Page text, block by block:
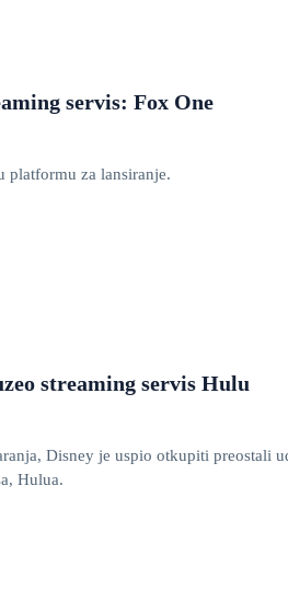
servis: Fox One
platformu za lansiranje.
streaming servis Hulu
Disney je uspio otkupiti preostali
Hulua.